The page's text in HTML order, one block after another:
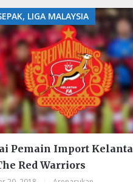
LIGA MALAYSIA
Pemain Import
Red Warriors